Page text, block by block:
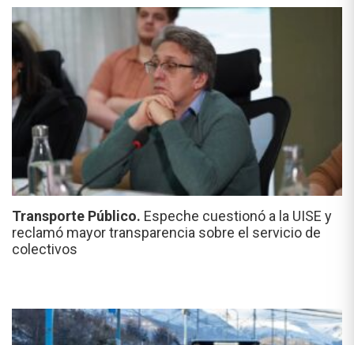
Transporte Público. Espeche cuestionó a la UISE y
reclamó mayor transparencia sobre el servicio de
colectivos